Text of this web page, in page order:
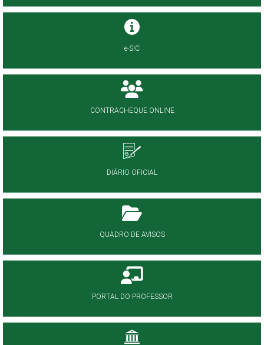
e-SIC
CONTRACHEQUE ONLINE
DIÁRIO OFICIAL
QUADRO DE AVISOS
PORTAL DO PROFESSOR